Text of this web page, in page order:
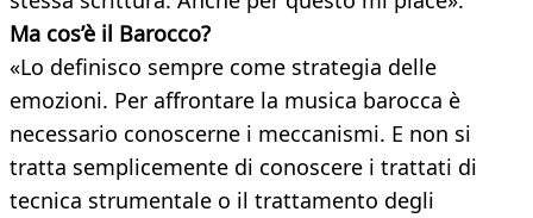
Ma cos’è il Barocco?
«Lo definisco sempre come strategia delle
emozioni. Per affrontare la musica barocca è
necessario conoscerne i meccanismi. E non si
tratta semplicemente di conoscere i trattati di
tecnica strumentale o il trattamento degli